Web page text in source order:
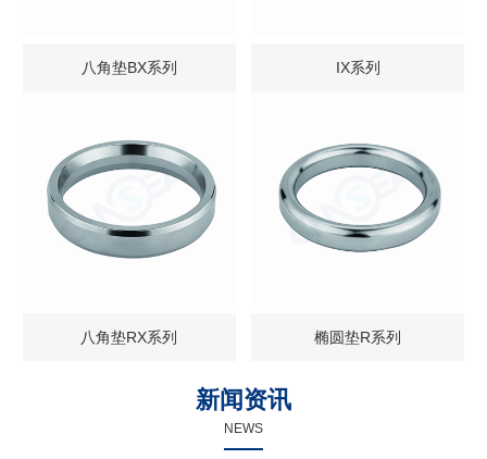
八角垫BX系列 IX系列
八角垫RX系列 椭圆垫R系列
新闻资讯
NEWS